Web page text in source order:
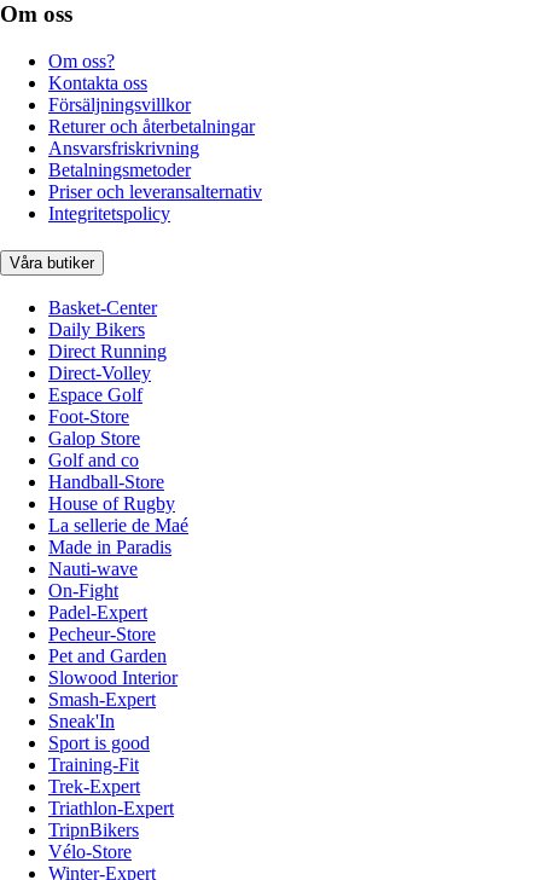
Om oss
Om oss?
Kontakta oss
Försäljningsvillkor
Returer och återbetalningar
Ansvarsfriskrivning
Betalningsmetoder
Priser och leveransalternativ
Integritetspolicy
Våra butiker
Basket-Center
Daily Bikers
Direct Running
Direct-Volley
Espace Golf
Foot-Store
Galop Store
Golf and co
Handball-Store
House of Rugby
La sellerie de Maé
Made in Paradis
Nauti-wave
On-Fight
Padel-Expert
Pecheur-Store
Pet and Garden
Slowood Interior
Smash-Expert
Sneak'In
Sport is good
Training-Fit
Trek-Expert
Triathlon-Expert
TripnBikers
Vélo-Store
Winter-Expert